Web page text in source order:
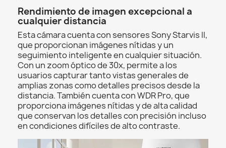
Rendimiento de imagen excepcional a
cualquier distancia
Esta cámara cuenta con sensores Sony Starvis II,
que proporcionan imágenes nítidas y un
seguimiento inteligente en cualquier situación.
Con un zoom óptico de 30x, permite a los
usuarios capturar tanto vistas generales de
amplias zonas como detalles precisos desde la
distancia. También cuenta con WDR Pro, que
proporciona imágenes nítidas y de alta calidad
que conservan los detalles con precisión incluso
en condiciones difíciles de alto contraste.